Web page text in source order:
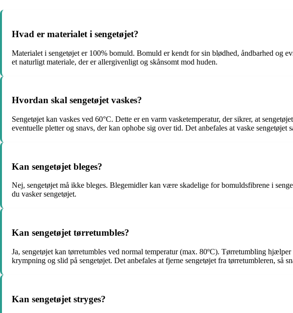
Hvad er materialet i sengetøjet?
Materialet i sengetøjet er 100% bomuld. Bomuld er kendt for sin blødhed, åndbarhed og
et naturligt materiale, der er allergivenligt og skånsomt mod huden.
Hvordan skal sengetøjet vaskes?
Sengetøjet kan vaskes ved 60°C. Dette er en varm vasketemperatur, der sikrer, at
eventuelle pletter og snavs, der kan ophobe sig over tid. Det anbefales at vaske
Kan sengetøjet bleges?
Nej, sengetøjet må ikke bleges. Blegemidler kan være skadelige for bomuldsfibrene i
du vasker sengetøjet.
Kan sengetøjet tørretumbles?
Ja, sengetøjet kan tørretumbles ved normal temperatur (max. 80ºC). Tørretumbling
krympning og slid på sengetøjet. Det anbefales at fjerne sengetøjet fra tørretumbleren, så
Kan sengetøjet stryges?